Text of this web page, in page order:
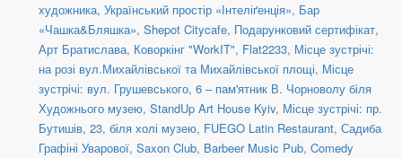
художника, Український простір «Інтеліґенція», Бар
«Чашка&Бляшка», Shepot Citycafe, Подарунковий сертифікат,
Арт Братислава, Коворкінг "WorkIT", Flat2233, Місце зустрічі:
на розі вул.Михайлівської та Михайлівської площі, Місце
зустрічі: вул. Грушевського, 6 – пам'ятник В. Чорноволу біля
Художнього музею, StandUp Art House Kyiv, Місце зустрічі: пр.
Бутишів, 23, біля холі музею, FUEGO Latin Restaurant, Садиба
Графіні Уварової, Saxon Club, Barbeer Music Pub, Comedy